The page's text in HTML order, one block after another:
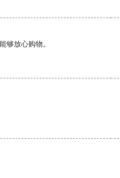
够放心购物。